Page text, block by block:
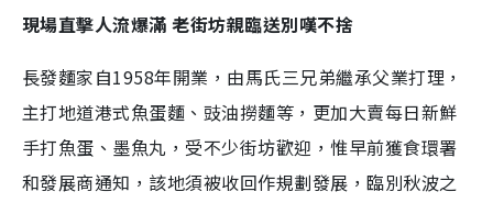
現場直擊人流爆滿 老街坊親臨送別嘆不捨
長發麵家自1958年開業，由馬氏三兄弟繼承父業打理，
主打地道港式魚蛋麵、豉油撈麵等，更加大賣每日新鮮
手打魚蛋、墨魚丸，受不少街坊歡迎，惟早前獲食環署
和發展商通知，該地須被收回作規劃發展，臨別秋波之